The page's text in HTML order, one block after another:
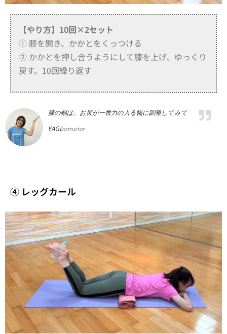
【やり方】 10回×2セット
① 膝を開き、かかとをくっつける
② かかとを押し合うようにして膝を上げ、ゆっくり
戻す。10回繰り返す
膝の幅は、お尻が一番力の入る幅に調整してみて
YAGIinstructor
④ レッグカール